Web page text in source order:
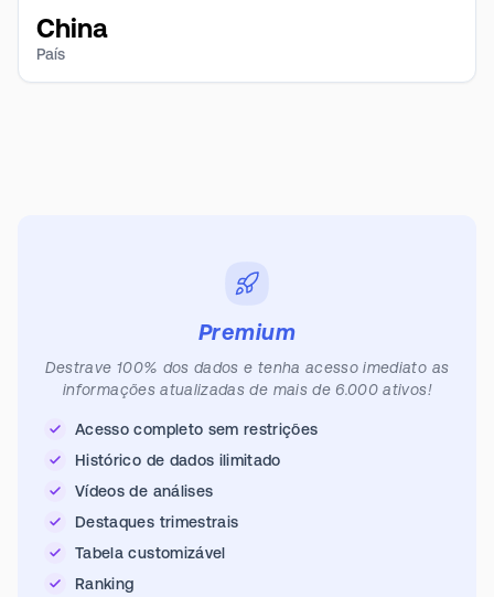
China
País
Premium
Destrave 100% dos dados e tenha acesso imediato as
informações atualizadas de mais de 6.000 ativos!
Acesso completo sem restrições
Histórico de dados ilimitado
Vídeos de análises
Destaques trimestrais
Tabela customizável
Ranking